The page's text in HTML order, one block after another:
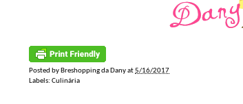
Posted by Breshopping da Danyat5/16/2017
Labels: Culinária